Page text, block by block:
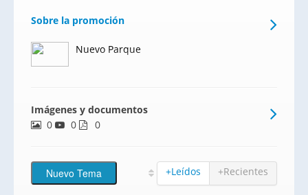
Sobre la promoción
Nuevo Parque
Imágenes y documentos
0
0 0
+Leídos +Recientes